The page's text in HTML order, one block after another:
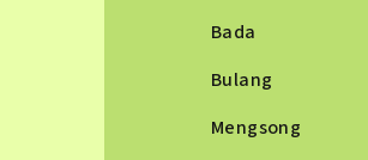
Bada
Bulang
Mengsong